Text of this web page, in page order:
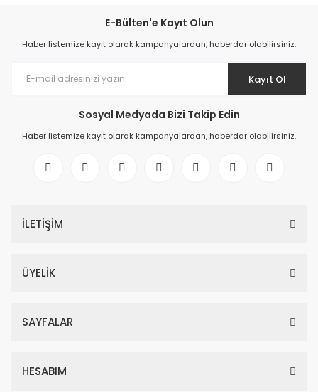
E-Bülten'e Kayıt Olun
Haber listemize kayıt olarak kampanyalardan, haberdar olabilirsiniz.
Kayıt Ol
Sosyal Medyada Bizi Takip Edin
Haber listemize kayıt olarak kampanyalardan, haberdar olabilirsiniz.
İLETİŞİM
ÜYELİK
SAYFALAR
HESABIM